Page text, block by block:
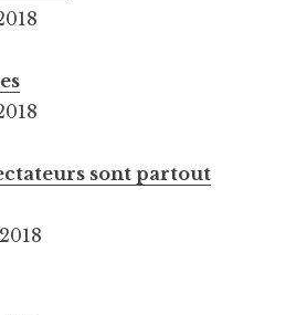
sont partout